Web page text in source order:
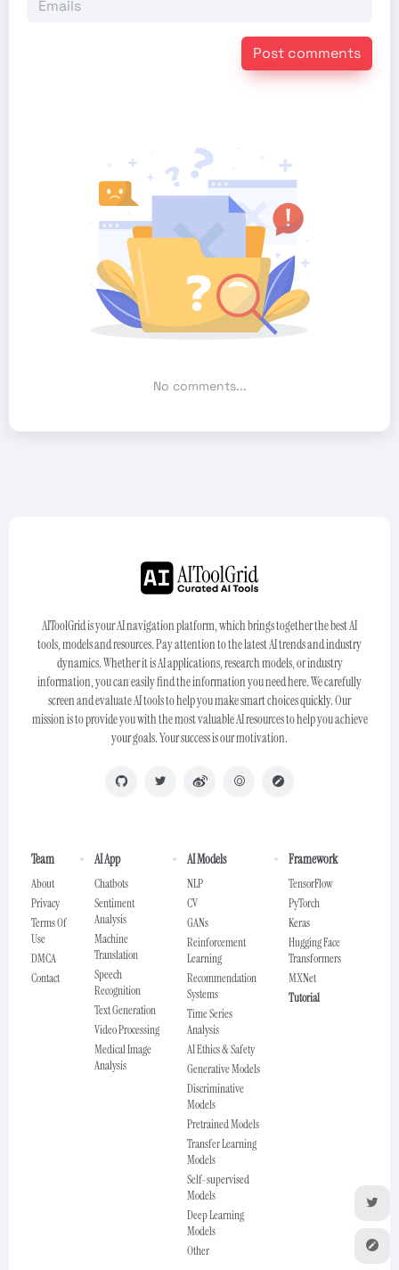
Post comments
No comments...
AIToolGrid is your AI navigation platform, which brings together the best AI
tools, models and resources. Pay attention to the latest AI trends and industry
dynamics. Whether it is AI applications, research models, or industry
information, you can easily find the information you need here. We carefully
screen and evaluate AI tools to help you make smart choices quickly. Our
mission is to provide you with the most valuable AI resources to help you achieve
your goals. Your success is our motivation.
Team
About
Privacy
Terms Of
Use
DMCA
Contact
AI App
Chatbots
Sentiment
Analysis
Machine
Translation
Speech
Recognition
Text Generation
Video Processing
Medical Image
Analysis
AI Models
NLP
CV
GANs
Reinforcement
Learning
Recommendation
Systems
Time Series
Analysis
AI Ethics & Safety
Generative Models
Discriminative
Models
Pretrained Models
Transfer Learning
Models
Self-supervised
Models
Deep Learning
Models
Other
Framework
TensorFlow
PyTorch
Keras
Hugging Face
Transformers
MXNet
Tutorial